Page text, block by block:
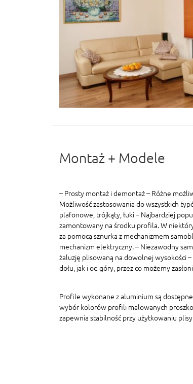
Montaż + Modele
– Prosty montaż i demontaż – Różne
Możliwość zastosowania do wszystkich
plafonowe, trójkąty, łuki – Najbardziej
zamontowany na środku profila. W
za pomocą sznurka z mechanizmem
mechanizm elektryczny. – Niezawodny
żaluzję plisowaną na dowolnej wysokości
dołu, jak i od góry, przez co możemy
Profile wykonane z aluminium są
wybór kolorów profili malowanych
zapewnia stabilność przy użytkowaniu plisy